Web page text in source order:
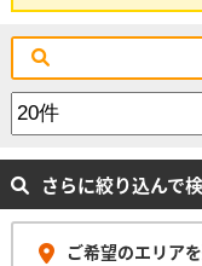
さらに絞り込んで
ご希望のエリア